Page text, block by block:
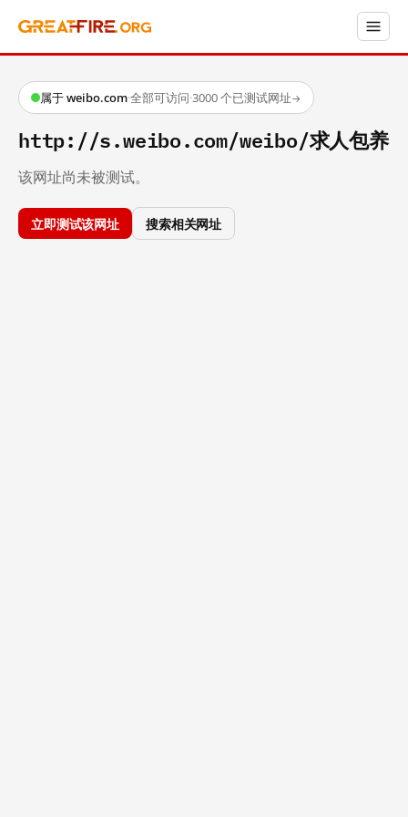
属于 weibo.com·全部可访问·3000 个已测试网址→
http://s.weibo.com/weibo/求人包养
该网址尚未被测试。
立即测试该网址 搜索相关网址